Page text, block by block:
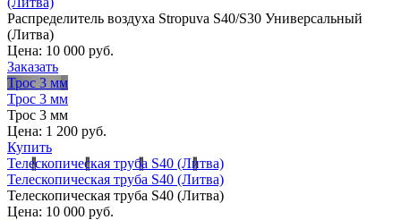
Распределитель воздуха Stropuva S40/S30 Универсальный
(Литва)
Цена: 10 000 руб.
Заказать
Трос 3 мм
Трос 3 мм
Трос 3 мм
Цена: 1 200 руб.
Купить
Телескопическая труба S40 (Литва)
Телескопическая труба S40 (Литва)
Телескопическая труба S40 (Литва)
Цена: 10 000 руб.